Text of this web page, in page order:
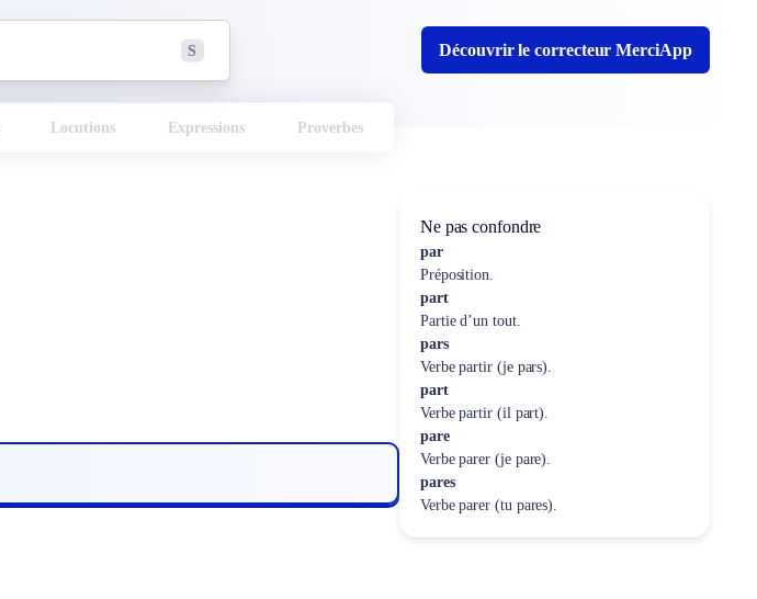
S Découvrir le correcteur MerciApp
Locutions Expressions Proverbes
Ne pas confondre
par
Préposition.
part
Partie d’un tout.
pars
Verbe partir (je pars).
part
Verbe partir (il part).
pare
Verbe parer (je pare).
pares
Verbe parer (tu pares).